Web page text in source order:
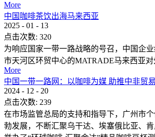
More
中国咖啡茶饮出海马来西亚
2025 - 01 - 13
点击次数: 320
为响应国家一带一路战略的号召，中国企
市天河区环贸中心的MATRADE马来西
More
中国一带一路网：以咖啡为媒 助推中非贸
2024 - 12 - 20
点击次数: 239
在市场监管总局的支持和指导下，广州市
勃发展，不断汇聚乌干达、埃塞俄比亚、